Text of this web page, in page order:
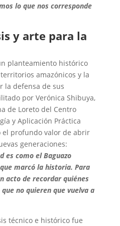
lo que nos corresponde
y arte para la
planteamiento histórico
amazónicos y la
la defensa de sus
por Verónica Shibuya,
de Loreto del Centro
y Aplicación Práctica
el profundo valor de abrir
generaciones:
es como el Baguazo
marcó la historia. Para
acto de recordar quiénes
no quieren que vuelva a
técnico e histórico fue